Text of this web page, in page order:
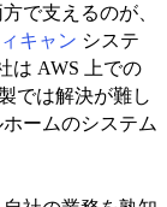
で支えるのが、
キャン システ
は AWS 上での
では解決が難し
ームのシステム